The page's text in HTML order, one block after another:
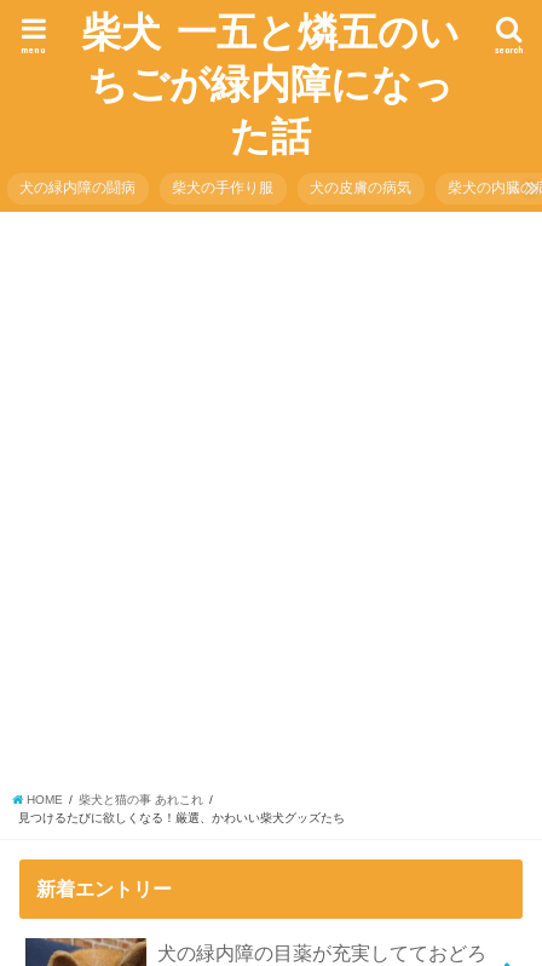
柴犬 一五と燐五のい
ちごが緑内障になっ
た話
search
menu
犬の緑内障の闘病 柴犬の手作り服 犬の皮膚の病気 柴犬の内臓の
HOME
柴犬と猫の事 あれこれ
見つけるたびに欲しくなる！厳選、かわいい柴犬グッズたち
新着エントリー
犬の緑内障の目薬が充実してておどろ